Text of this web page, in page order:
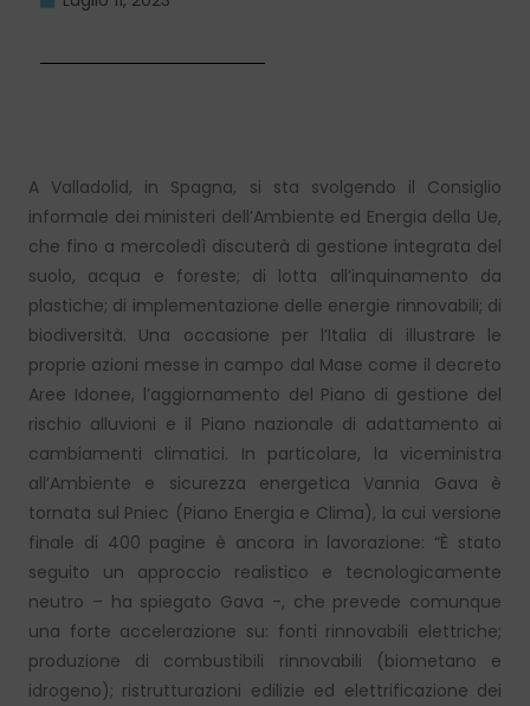
A Valladolid, in Spagna, si sta svolgendo il Consiglio
informale dei ministeri dell’Ambiente ed Energia della Ue,
che fino a mercoledì discuterà di gestione integrata del
suolo, acqua e foreste; di lotta all’inquinamento da
plastiche; di implementazione delle energie rinnovabili; di
biodiversità. Una occasione per l’Italia di illustrare le
proprie azioni messe in campo dal Mase come il decreto
Aree Idonee, l’aggiornamento del Piano di gestione del
rischio alluvioni e il Piano nazionale di adattamento ai
cambiamenti climatici. In particolare, la viceministra
all’Ambiente e sicurezza energetica Vannia Gava è
tornata sul Pniec (Piano Energia e Clima), la cui versione
finale di 400 pagine è ancora in lavorazione: “È stato
seguito un approccio realistico e tecnologicamente
neutro – ha spiegato Gava -, che prevede comunque
una forte accelerazione su: fonti rinnovabili elettriche;
produzione di combustibili rinnovabili (biometano e
idrogeno); ristrutturazioni edilizie ed elettrificazione dei